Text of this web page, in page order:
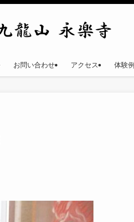
お問い合わせ アクセス 体験例